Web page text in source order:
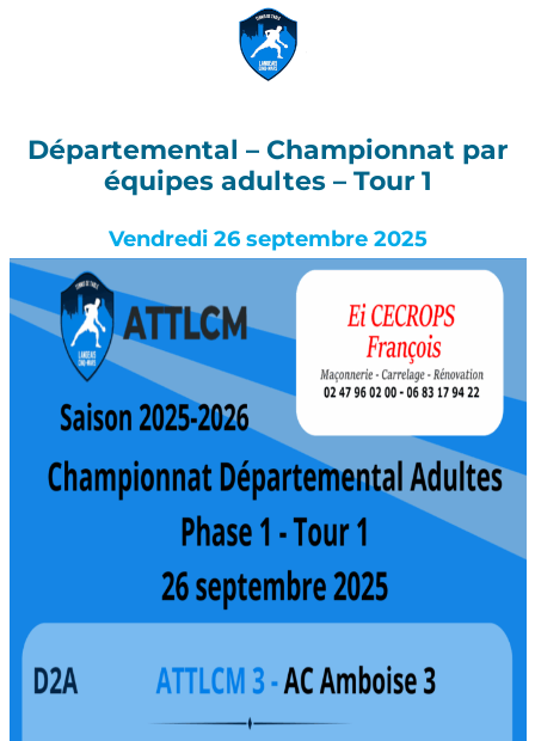
Départemental – Championnat par
équipes adultes – Tour 1
Vendredi 26 septembre 2025